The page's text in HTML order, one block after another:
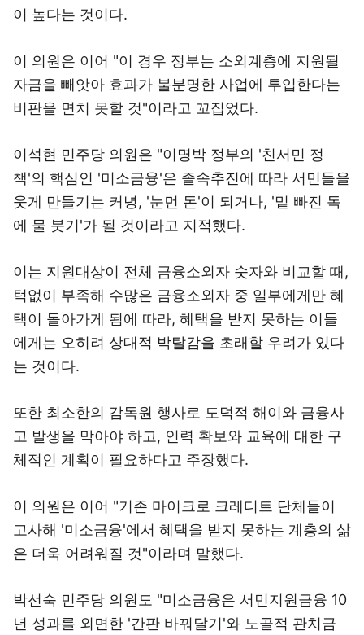
이 높다는 것이다.
이 의원은 이어 "이 경우 정부는 소외계층에 지원될
자금을 빼앗아 효과가 불분명한 사업에 투입한다는
비판을 면치 못할 것"이라고 꼬집었다.
이석현 민주당 의원은 "이명박 정부의 '친서민 정
책'의 핵심인 '미소금융'은 졸속추진에 따라 서민들을
웃게 만들기는 커녕, '눈먼 돈'이 되거나, '밑 빠진 독
에 물 붓기'가 될 것이라고 지적했다.
이는 지원대상이 전체 금융소외자 숫자와 비교할 때,
턱없이 부족해 수많은 금융소외자 중 일부에게만 혜
택이 돌아가게 됨에 따라, 혜택을 받지 못하는 이들
에게는 오히려 상대적 박탈감을 초래할 우려가 있다
는 것이다.
또한 최소한의 감독원 행사로 도덕적 해이와 금융사
고 발생을 막아야 하고, 인력 확보와 교육에 대한 구
체적인 계획이 필요하다고 주장했다.
이 의원은 이어 "기존 마이크로 크레디트 단체들이
고사해 '미소금융'에서 혜택을 받지 못하는 계층의 삶
은 더욱 어려워질 것"이라며 말했다.
박선숙 민주당 의원도 "미소금융은 서민지원금융 10
년 성과를 외면한 '간판 바꿔달기'와 노골적 관치금